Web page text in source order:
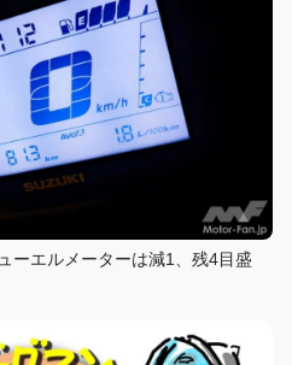
ーエルメーターは減1、残4目盛